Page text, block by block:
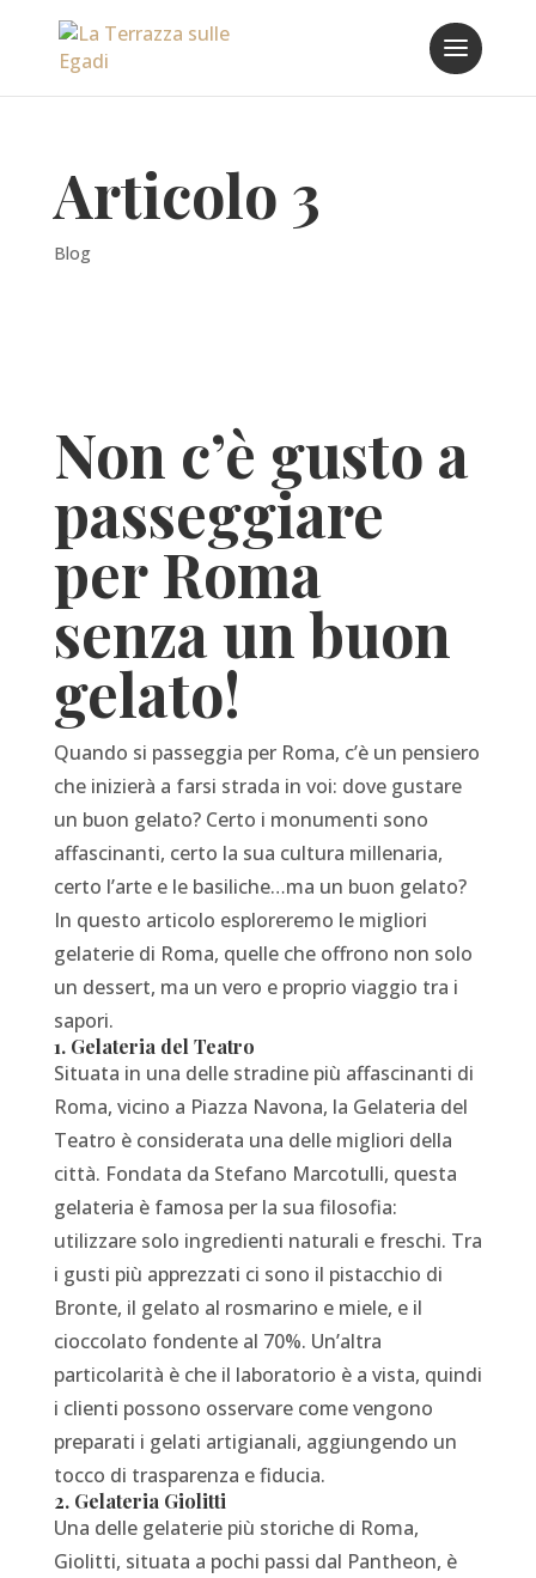
Articolo 3
Blog
Non c’è gusto a
passeggiare
per Roma
senza un buon
gelato!
Quando si passeggia per Roma, c’è un pensiero
che inizierà a farsi strada in voi: dove gustare
un buon gelato? Certo i monumenti sono
affascinanti, certo la sua cultura millenaria,
certo l’arte e le basiliche…ma un buon gelato?
In questo articolo esploreremo le migliori
gelaterie di Roma, quelle che offrono non solo
un dessert, ma un vero e proprio viaggio tra i
sapori.
1. Gelateria del Teatro
Situata in una delle stradine più affascinanti di
Roma, vicino a Piazza Navona, la Gelateria del
Teatro è considerata una delle migliori della
città. Fondata da Stefano Marcotulli, questa
gelateria è famosa per la sua filosofia:
utilizzare solo ingredienti naturali e freschi. Tra
i gusti più apprezzati ci sono il pistacchio di
Bronte, il gelato al rosmarino e miele, e il
cioccolato fondente al 70%. Un’altra
particolarità è che il laboratorio è a vista, quindi
i clienti possono osservare come vengono
preparati i gelati artigianali, aggiungendo un
tocco di trasparenza e fiducia.
2. Gelateria Giolitti
Una delle gelaterie più storiche di Roma,
Giolitti, situata a pochi passi dal Pantheon, è